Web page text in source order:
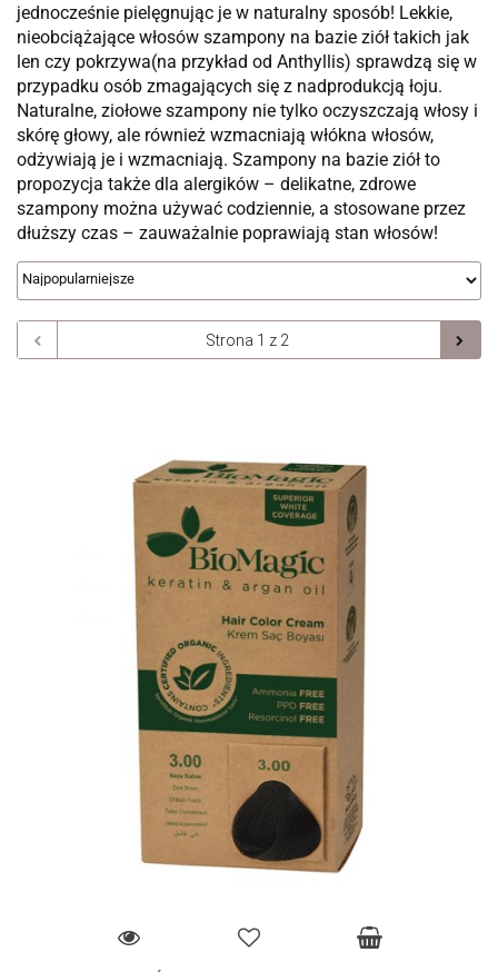
jednocześnie pielęgnując je w naturalny sposób! Lekkie,
nieobciążające włosów szampony na bazie ziół takich jak
len czy pokrzywa(na przykład od Anthyllis) sprawdzą się w
przypadku osób zmagających się z nadprodukcją łoju.
Naturalne, ziołowe szampony nie tylko oczyszczają włosy i
skórę głowy, ale również wzmacniają włókna włosów,
odżywiają je i wzmacniają. Szampony na bazie ziół to
propozycja także dla alergików – delikatne, zdrowe
szampony można używać codziennie, a stosowane przez
dłuższy czas – zauważalnie poprawiają stan włosów!